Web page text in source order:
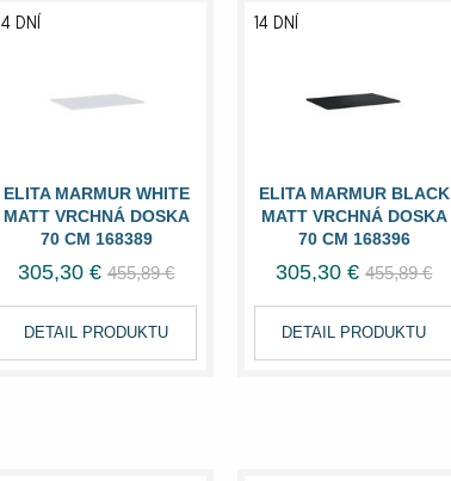
ELITA MARMUR WHITE
MATT VRCHNÁ DOSKA
70 CM 168389
14 DNÍ
305,30 € 455,89 €
DETAIL PRODUKTU
ELITA MARMUR BLACK
MATT VRCHNÁ DOSKA
70 CM 168396
14 DNÍ
305,30 € 455,89 €
DETAIL PRODUKTU